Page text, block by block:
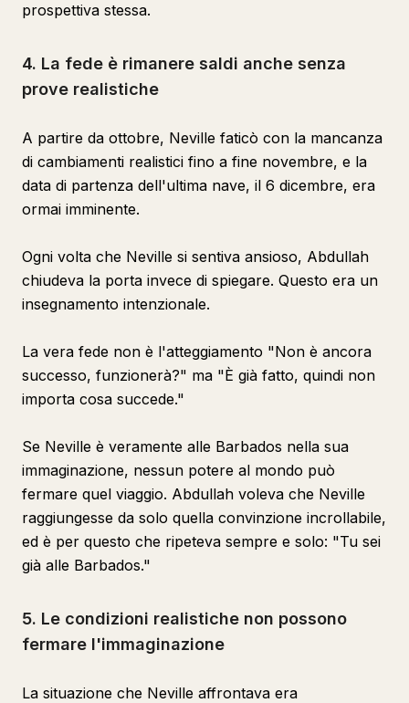
prospettiva stessa.
4. La fede è rimanere saldi anche senza
prove realistiche
A partire da ottobre, Neville faticò con la mancanza
di cambiamenti realistici fino a fine novembre, e la
data di partenza dell'ultima nave, il 6 dicembre, era
ormai imminente.
Ogni volta che Neville si sentiva ansioso, Abdullah
chiudeva la porta invece di spiegare. Questo era un
insegnamento intenzionale.
La vera fede non è l'atteggiamento "Non è ancora
successo, funzionerà?" ma "È già fatto, quindi non
importa cosa succede."
Se Neville è veramente alle Barbados nella sua
immaginazione, nessun potere al mondo può
fermare quel viaggio. Abdullah voleva che Neville
raggiungesse da solo quella convinzione incrollabile,
ed è per questo che ripeteva sempre e solo: "Tu sei
già alle Barbados."
5. Le condizioni realistiche non possono
fermare l'immaginazione
La situazione che Neville affrontava era